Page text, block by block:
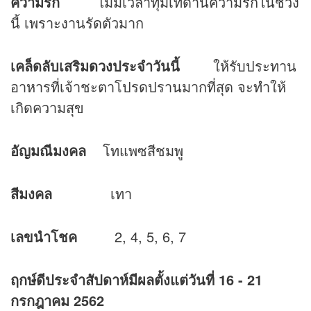
นี้ เพราะงานรัดตัวมาก
เคล็ดลับเสริมดวงประจำวันนี้ ให้รับประทาน
อาหารที่เจ้าชะตาโปรดปรานมากที่สุด จะทำให้
เกิดความสุข
อัญมณีมงคล โทแพซสีชมพู
สีมงคล เทา
เลขนำโชค 2, 4, 5, 6, 7
ฤกษ์ดีประจำสัปดาห์มีผลตั้งแต่วันที่ 16 - 21
กรกฎาคม 2562